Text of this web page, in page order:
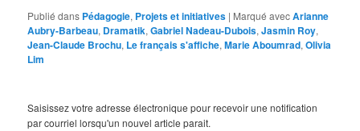
Publié dans Pédagogie, Projets et initiatives | Marqué avecArianne
Aubry-Barbeau, Dramatik,Gabriel Nadeau-Dubois,Jasmin Roy,
Jean-Claude Brochu, Le français s'affiche,Marie Aboumrad,Olivia
Lim
Saisissez votre adresse électronique pour recevoir une notification
par courriel lorsqu'un nouvel article parait.